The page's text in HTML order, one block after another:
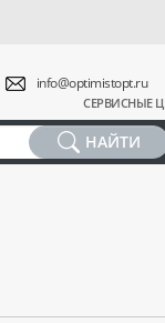
СЕРВИСНЫЕ
info@optimistopt.ru
НАЙТИ